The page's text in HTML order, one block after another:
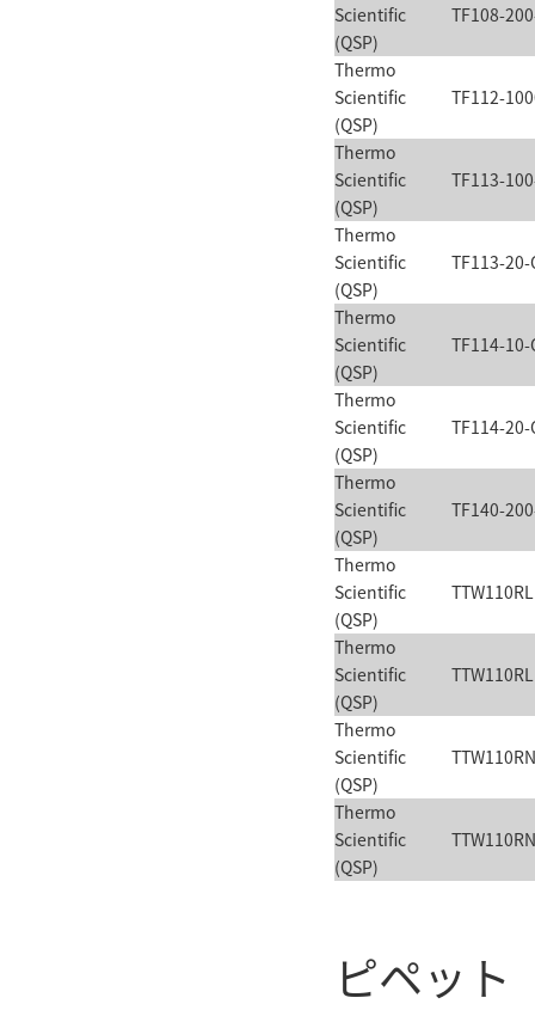
Scientific
(QSP)
TF108-
Thermo
Scientific
(QSP)
TF112-
Thermo
Scientific
(QSP)
TF113-
Thermo
Scientific
(QSP)
TF113-20-
Thermo
Scientific
(QSP)
TF114-10-
Thermo
Scientific
(QSP)
TF114-20-
Thermo
Scientific
(QSP)
TF140-
Thermo
Scientific
(QSP)
Thermo
Scientific
(QSP)
Thermo
Scientific
(QSP)
Thermo
Scientific
(QSP)
ピペット